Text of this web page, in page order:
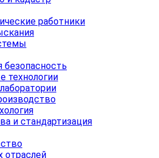
работники
технологии
и стандартизация
отраслей